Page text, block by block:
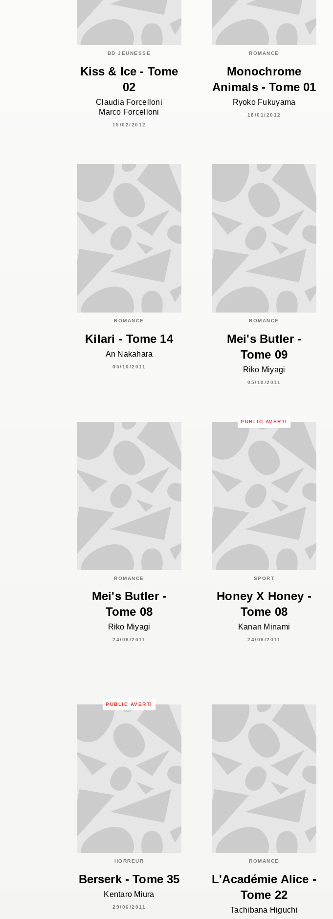
BD JEUNESSE
Kiss & Ice - Tome
02
Claudia Forcelloni
Marco Forcelloni
15/02/2012
ROMANCE
Monochrome
Animals - Tome 01
Ryoko Fukuyama
18/01/2012
ROMANCE
Kilari - Tome 14
An Nakahara
05/10/2011
ROMANCE
Mei's Butler -
Tome 09
Riko Miyagi
05/10/2011
ROMANCE
Mei's Butler -
Tome 08
Riko Miyagi
24/08/2011
PUBLIC AVERTI
SPORT
Honey X Honey -
Tome 08
Kanan Minami
24/08/2011
PUBLIC AVERTI
HORREUR
Berserk - Tome 35
Kentaro Miura
29/06/2011
ROMANCE
L'Académie Alice -
Tome 22
Tachibana Higuchi